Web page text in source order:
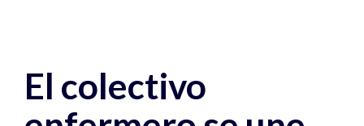
El colectivo